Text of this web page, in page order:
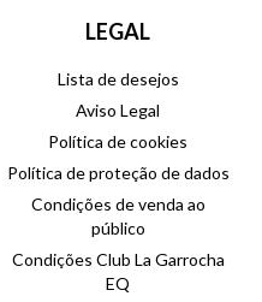
LEGAL
Lista de desejos
Aviso Legal
Política de cookies
Política de proteção de dados
Condições de venda ao
público
Condições Club La Garrocha
EQ